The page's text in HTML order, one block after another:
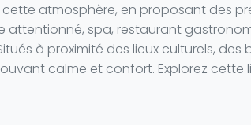
cette atmosphère, en proposant des
spa, restaurant
à proximité des lieux culturels,
calme et confort. Explorez